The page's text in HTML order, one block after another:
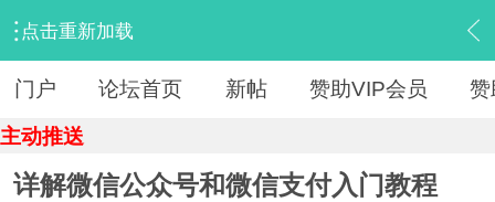
点击重新加载
› 【 资源区 】 › 『IT教程旧版』 › 内容
门户 论坛首页 新帖 赞助VIP会员 赞
主动推送
详解微信公众号和微信支付入门教程